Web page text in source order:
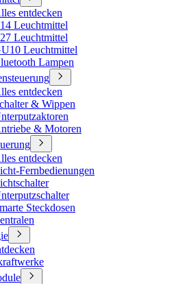
entdecken
Leuchtmittel
Leuchtmittel
Leuchtmittel
Lampen
entdecken
& Wippen
& Motoren
entdecken
Fernbedienungen
Steckdosen